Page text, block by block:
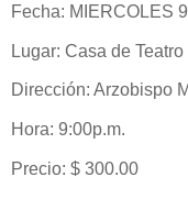
Fecha: MIERCOLES
Lugar: Casa de Teatro
Dirección: Arzobispo
Hora: 9:00p.m.
Precio: $ 300.00